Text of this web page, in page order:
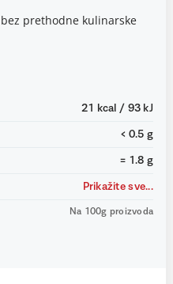
prethodne kulinarske
21 kcal / 93 kJ
< 0.5 g
= 1.8 g
Prikažite sve...
Na 100g proizvoda